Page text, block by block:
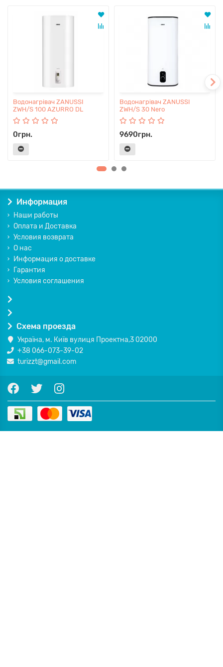
Водонагрівач ZANUSSI
ZWH/S 100 AZURRO DL
0грн.
Водонагрівач ZANUSSI
ZWH/S 30 Nero
9690грн.
Информация
Наши работы
Оплата и Доставка
Условия возврата
О нас
Информация о доставке
Гарантия
Условия соглашения
Схема проезда
Україна, м. Київ вулиця Проектна,3 02000
+38 066-073-39-02
turizzt@gmail.com